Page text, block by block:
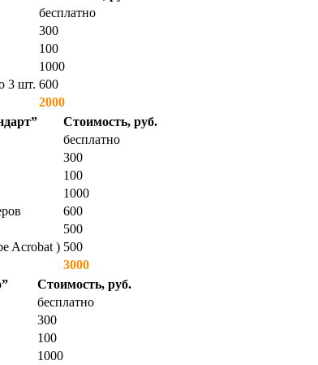
бесплатно
300
100
1000
3 шт. 600
2000
Стоимость, руб.
бесплатно
300
100
1000
600
500
Acrobat ) 500
3000
Стоимость, руб.
бесплатно
300
100
1000